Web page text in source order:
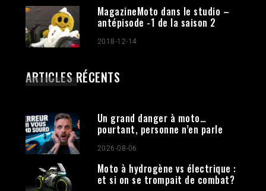
MagazineMoto dans le studio –
antépisode -1 de la saison 2
2018-12-14
ARTICLES RÉCENTS
Un grand danger à moto…
pourtant, personne n’en parle
2026-08-06
Moto à hydrogène vs électrique :
et si on se trompait de combat?